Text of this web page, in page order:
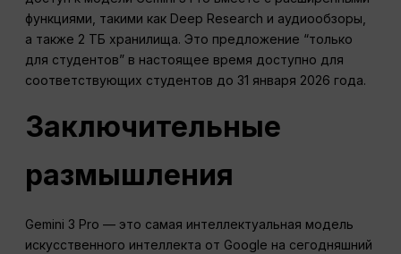
функциями, такими как Deep Research и аудиообзоры,
а также 2 ТБ хранилища. Это предложение “только
для студентов” в настоящее время доступно для
соответствующих студентов до 31 января 2026 года.
Заключительные
размышления
Gemini 3 Pro — это самая интеллектуальная модель
искусственного интеллекта от Google на сегодняшний